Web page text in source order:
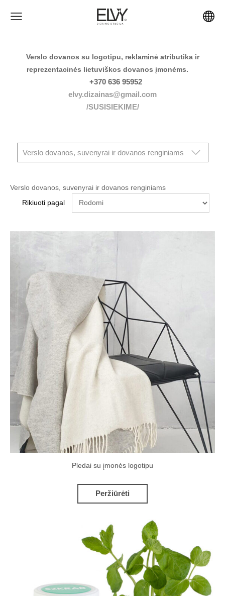
Verslo dovanos su logotipu, reklaminė atributika ir
reprezentacinės lietuviškos dovanos įmonėms.
+370 636 95952
elvy.dizainas@gmail.com
/SUSISIEKIME/
Verslo dovanos, suvenyrai ir dovanos renginiams
Verslo dovanos, suvenyrai ir dovanos renginiams
Rikiuoti pagal
Pledai su įmonės logotipu
Peržiūrėti